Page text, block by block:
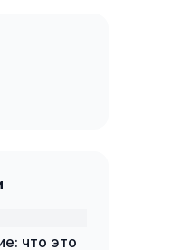
что это